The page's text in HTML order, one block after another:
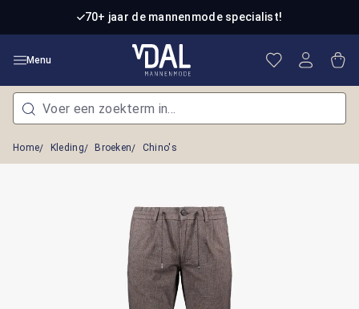
Ga naar de hoofdinhoud70+ jaar de mannenmode specialist!
Menu Je hebt 0
Home Kleding Broeken Chino's